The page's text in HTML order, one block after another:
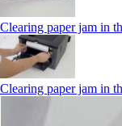
Clearing paper jam in
Clearing paper jam in